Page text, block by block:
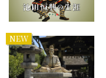
NEW